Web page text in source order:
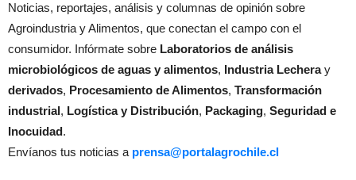
Noticias, reportajes, análisis y columnas de opinión sobre
Agroindustria y Alimentos, que conectan el campo con el
consumidor. Infórmate sobre Laboratorios de análisis
microbiológicos de aguas y alimentos, Industria Lecheray
derivados, Procesamiento de Alimentos, Transformación
industrial, Logística y Distribución, Packaging, Seguridad e
Inocuidad.
Envíanos tus noticias a prensa@portalagrochile.cl